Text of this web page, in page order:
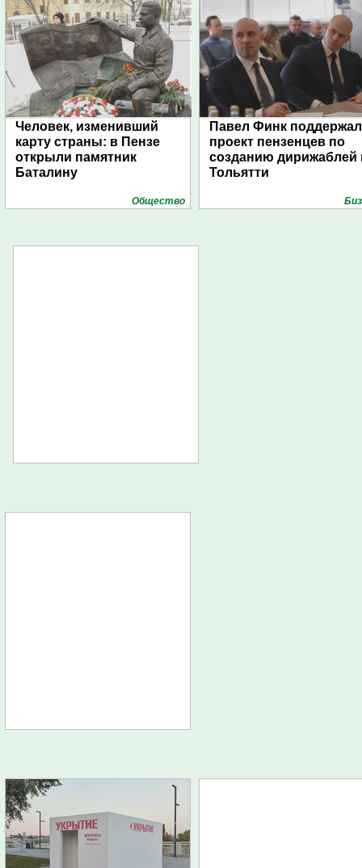
Человек, изменивший
карту страны: в Пензе
открыли памятник
Баталину
Общество
Павел Финк поддержал
проект пензенцев по
созданию дирижаблей
Тольятти